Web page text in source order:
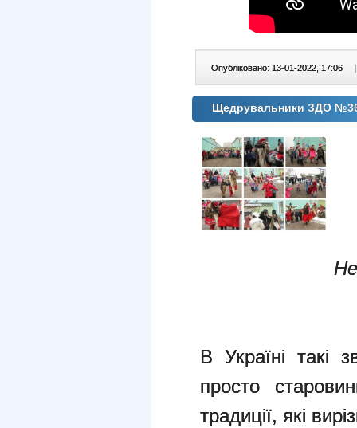
Опубліковано: 13-01-2022, 17:06 |
Щедрувальники ЗДО
В Україні такі
просто
традиції, які